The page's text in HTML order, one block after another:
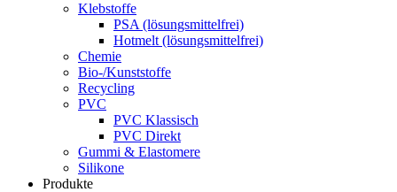
Klebstoffe
PSA (lösungsmittelfrei)
Hotmelt (lösungsmittelfrei)
Chemie
Bio-/Kunststoffe
Recycling
PVC
PVC Klassisch
PVC Direkt
Gummi & Elastomere
Silikone
Produkte